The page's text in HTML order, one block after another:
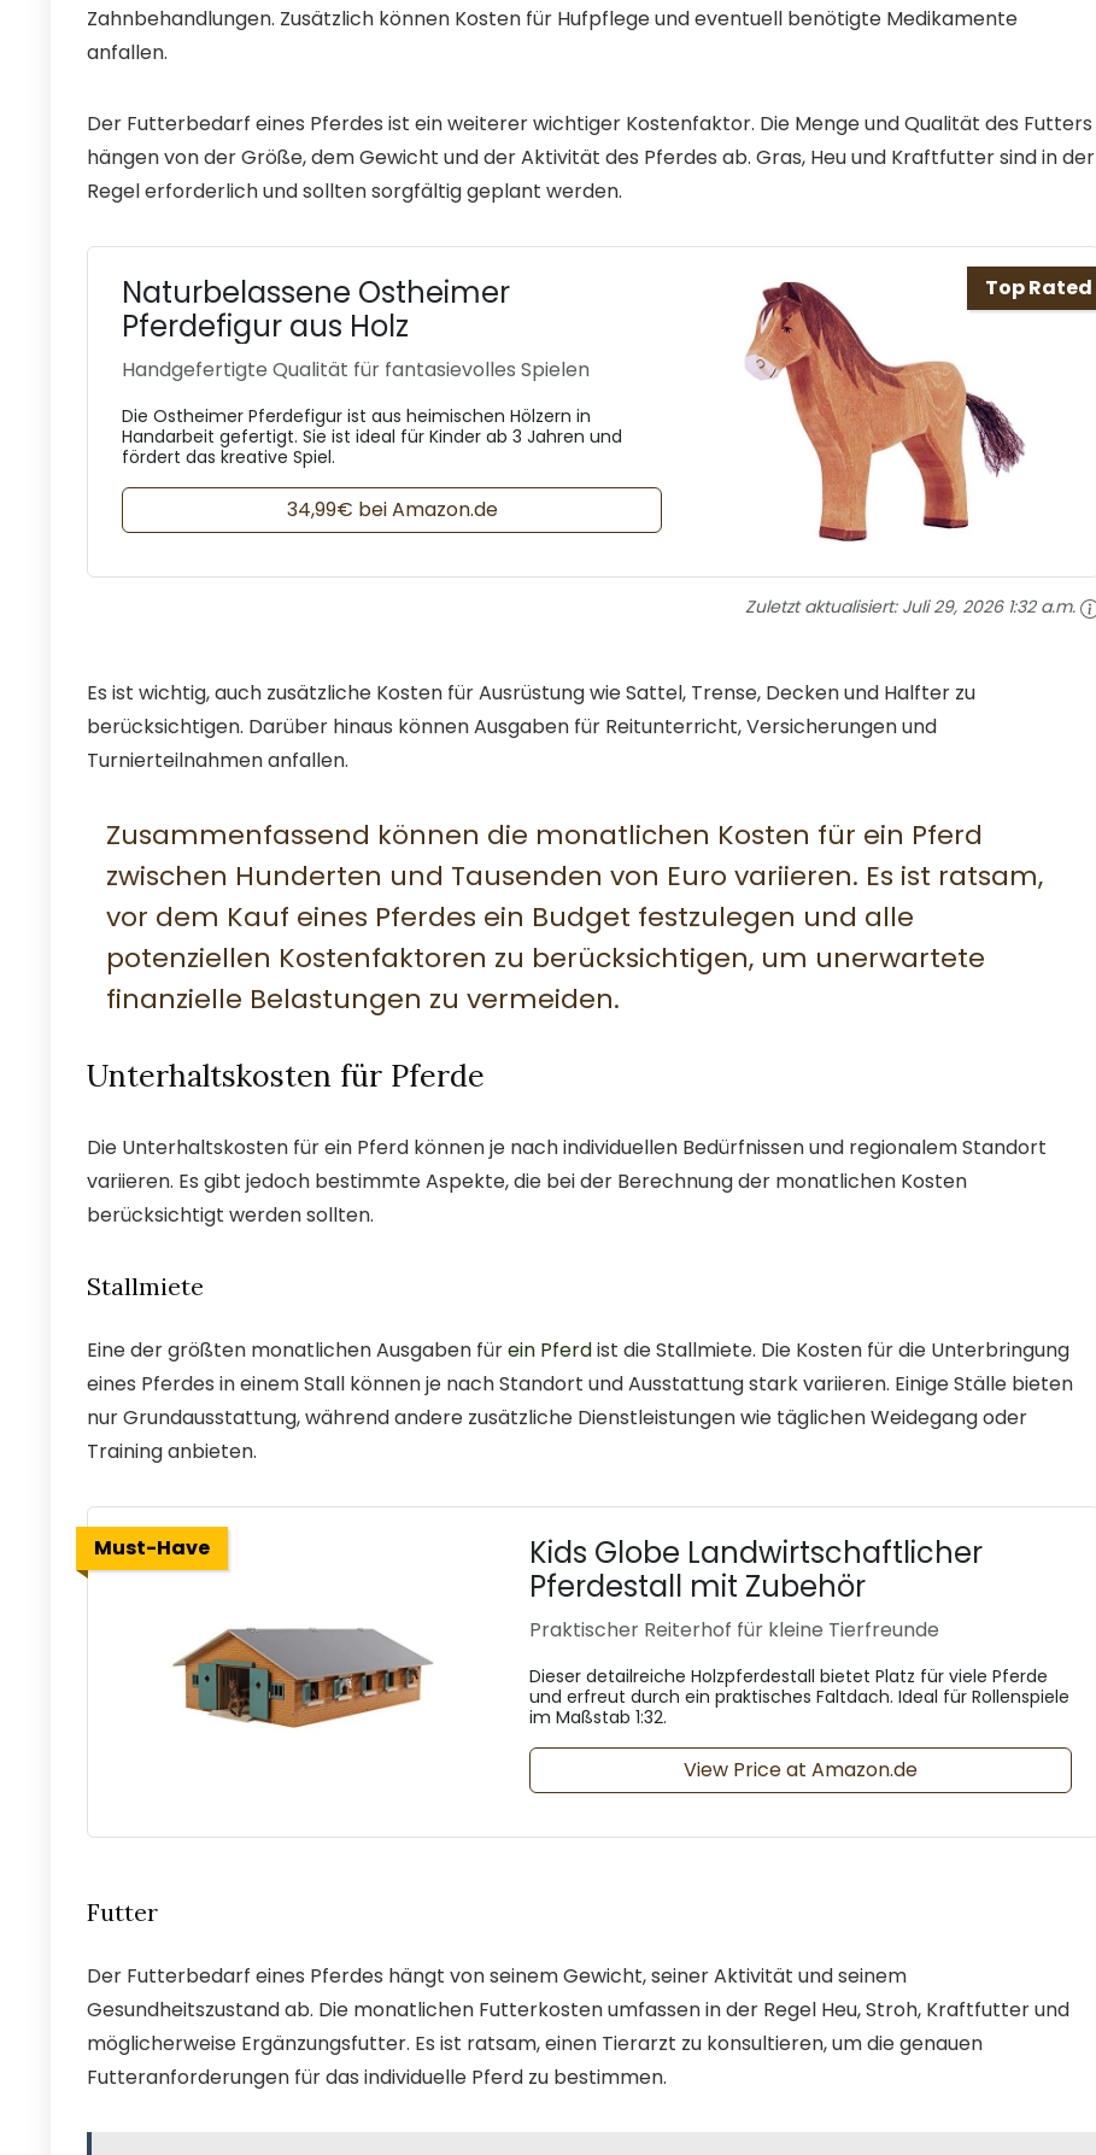
Zahnbehandlungen. Zusätzlich können Kosten für Hufpflege und eventuell benötigte Medikamente
anfallen.
Der Futterbedarf eines Pferdes ist ein weiterer wichtiger Kostenfaktor. Die Menge und Qualität des Futters
hängen von der Größe, dem Gewicht und der Aktivität des Pferdes ab. Gras, Heu und Kraftfutter sind in der
Regel erforderlich und sollten sorgfältig geplant werden.
Top Rated
Naturbelassene Ostheimer
Pferdefigur aus Holz
Handgefertigte Qualität für fantasievolles Spielen
Die Ostheimer Pferdefigur ist aus heimischen Hölzern in
Handarbeit gefertigt. Sie ist ideal für Kinder ab 3 Jahren und
fördert das kreative Spiel.
34,99€ bei Amazon.de
Zuletzt aktualisiert: Juli 29, 2026 1:32 a.m.
Es ist wichtig, auch zusätzliche Kosten für Ausrüstung wie Sattel, Trense, Decken und Halfter zu
berücksichtigen. Darüber hinaus können Ausgaben für Reitunterricht, Versicherungen und
Turnierteilnahmen anfallen.
Zusammenfassend können die monatlichen Kosten für ein Pferd
zwischen Hunderten und Tausenden von Euro variieren. Es ist ratsam,
vor dem Kauf eines Pferdes ein Budget festzulegen und alle
potenziellen Kostenfaktoren zu berücksichtigen, um unerwartete
finanzielle Belastungen zu vermeiden.
Unterhaltskosten für Pferde
Die Unterhaltskosten für ein Pferd können je nach individuellen Bedürfnissen und regionalem Standort
variieren. Es gibt jedoch bestimmte Aspekte, die bei der Berechnung der monatlichen Kosten
berücksichtigt werden sollten.
Stallmiete
Eine der größten monatlichen Ausgaben fürein Pferdist die Stallmiete. Die Kosten für die Unterbringung
eines Pferdes in einem Stall können je nach Standort und Ausstattung stark variieren. Einige Ställe bieten
nur Grundausstattung, während andere zusätzliche Dienstleistungen wie täglichen Weidegang oder
Training anbieten.
Must-Have
Kids Globe Landwirtschaftlicher
Pferdestall mit Zubehör
Praktischer Reiterhof für kleine Tierfreunde
Dieser detailreiche Holzpferdestall bietet Platz für viele Pferde
und erfreut durch ein praktisches Faltdach. Ideal für Rollenspiele
im Maßstab 1:32.
View Price at Amazon.de
Futter
Der Futterbedarf eines Pferdes hängt von seinem Gewicht, seiner Aktivität und seinem
Gesundheitszustand ab. Die monatlichen Futterkosten umfassen in der Regel Heu, Stroh, Kraftfutter und
möglicherweise Ergänzungsfutter. Es ist ratsam, einen Tierarzt zu konsultieren, um die genauen
Futteranforderungen für das individuelle Pferd zu bestimmen.